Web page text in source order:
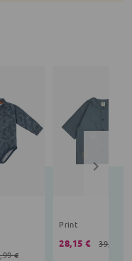
€
Print
28,15 € 39,90 €